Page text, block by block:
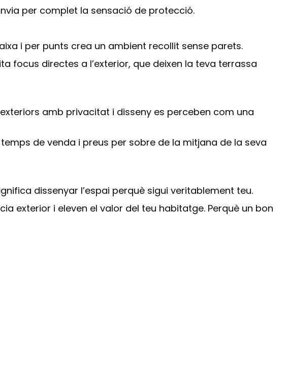
per complet la sensació de protecció.
i per punts crea un ambient recollit sense parets.
focus directes a l’exterior, que deixen la teva terrassa
amb privacitat i disseny es perceben com una
de venda i preus per sobre de la mitjana de la seva
dissenyar l’espai perquè sigui veritablement teu.
exterior i eleven el valor del teu habitatge. Perquè un bon